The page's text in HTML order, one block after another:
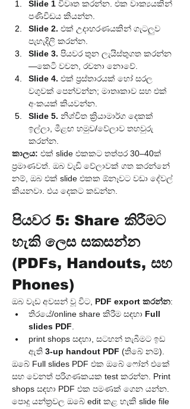
Slide 1 විවෘත කරන්න. එක වාක්‍යයකින්
පණිවිඩය කියන්න.
Slide 2. එක් උදාහරණයකින් ගැටලුව
පැහැදිලි කරන්න.
Slide 3. පියවර තුන ලැයිස්තුගත කරන්න
—කෙටි වචන, රචනා නොවේ.
Slide 4. එක් ප්‍රස්තාරයක් හෝ සරල
වගුවක් පෙන්වන්න; මාතෘකාව සහ එක්
අංකයක් කියවන්න.
Slide 5. නිශ්චිත ක්‍රියාමාර්ග දෙකක්
ඉල්ලා, මීළඟ හමුව/වේලාව තහවුරු
කරන්න.
කාලය: එක් slide එකකට තත්පර 30–40ක්
ප්‍රමාණවත්. ඔබ වැඩි වේලාවක් ගත කරන්නේ
නම්, ඔබ එක් slide එකක ඕනෑවට වඩා දේවල්
කියනවා. එය දෙකට කඩන්න.
පියවර 5: Share කිරීමට
හැකි ලෙස සකසන්න
(PDFs, Handouts, සහ
Phones)
ඔබ වැඩ අවසන් වූ විට, PDF export කරන්න:
තිරයේ/online share කිරීම සඳහා Full
slides PDF
print shops සඳහා, සටහන් තැබීමට ඉඩ
ඇති 3-up handout PDF (තිබේ නම්).
ඔබේ Full slides PDF එක ඔබේ ෆෝන් එකේ
සහ වෙනත් පරිගණකයක test කරන්න. Print
shops සඳහා PDF එක පමණක් ගෙන යන්න.
පොදු යන්ත්‍රවල ඔබේ edit කළ හැකි slide file